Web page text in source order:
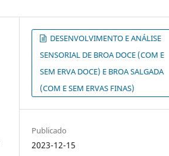
DESENVOLVIMENTO E ANÁLISE
SENSORIAL DE BROA DOCE (COM E
SEM ERVA DOCE) E BROA SALGADA
(COM E SEM ERVAS FINAS)
Publicado
2023-12-15